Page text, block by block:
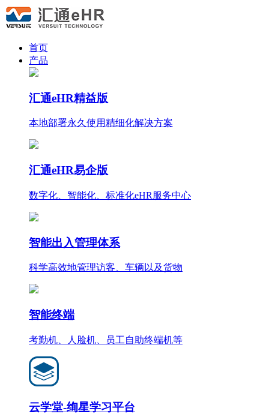
首页
产品
汇通eHR精益版
本地部署永久使用精细化解决方案
汇通eHR易企版
数字化、智能化、标准化eHR服务中心
智能出入管理体系
科学高效地管理访客、车辆以及货物
智能终端
考勤机、人脸机、员工自助终端机等
云学堂-绚星学习平台